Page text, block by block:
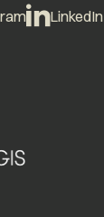
LinkedIn